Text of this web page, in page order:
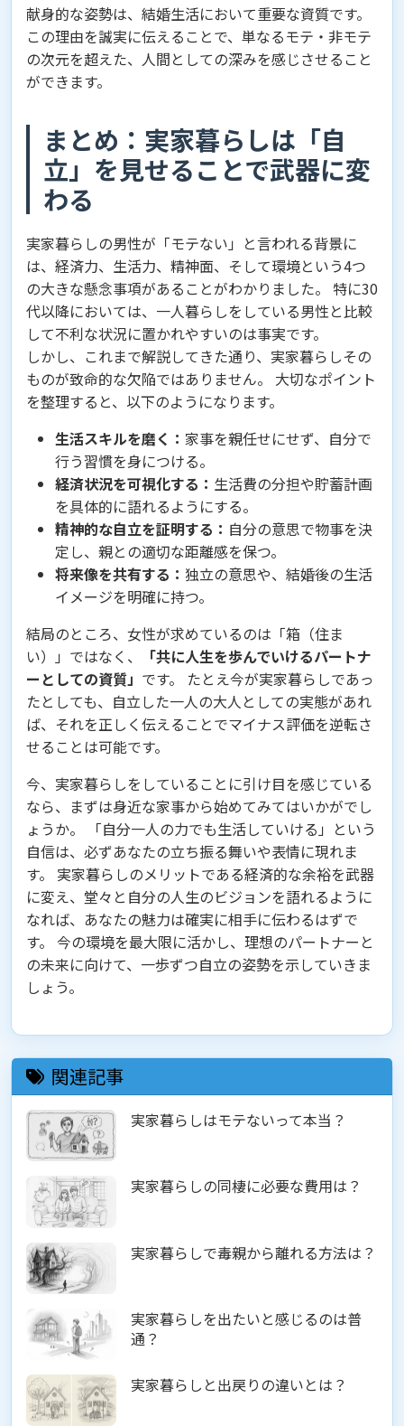
献身的な姿勢は、結婚生活において重要な資質です。
この理由を誠実に伝えることで、単なるモテ・非モテ
の次元を超えた、人間としての深みを感じさせること
ができます。
まとめ：実家暮らしは「自
立」を見せることで武器に変
わる
実家暮らしの男性が「モテない」と言われる背景に
は、経済力、生活力、精神面、そして環境という4つ
の大きな懸念事項があることがわかりました。 特に30
代以降においては、一人暮らしをしている男性と比較
して不利な状況に置かれやすいのは事実です。
しかし、これまで解説してきた通り、実家暮らしその
ものが致命的な欠陥ではありません。 大切なポイント
を整理すると、以下のようになります。
生活スキルを磨く： 家事を親任せにせず、自分で
行う習慣を身につける。
経済状況を可視化する： 生活費の分担や貯蓄計画
を具体的に語れるようにする。
精神的な自立を証明する： 自分の意思で物事を決
定し、親との適切な距離感を保つ。
将来像を共有する： 独立の意思や、結婚後の生活
イメージを明確に持つ。
結局のところ、女性が求めているのは「箱（住ま
い）」ではなく、
「共に人生を歩んでいけるパートナ
ーとしての資質」 です。 たとえ今が実家暮らしであっ
たとしても、自立した一人の大人としての実態があれ
ば、それを正しく伝えることでマイナス評価を逆転さ
せることは可能です。
今、実家暮らしをしていることに引け目を感じている
なら、まずは身近な家事から始めてみてはいかがでし
ょうか。 「自分一人の力でも生活していける」という
自信は、必ずあなたの立ち振る舞いや表情に現れま
す。 実家暮らしのメリットである経済的な余裕を武器
に変え、堂々と自分の人生のビジョンを語れるように
なれば、あなたの魅力は確実に相手に伝わるはずで
す。 今の環境を最大限に活かし、理想のパートナーと
の未来に向けて、一歩ずつ自立の姿勢を示していきま
しょう。
関連記事
実家暮らしはモテないって本当？
実家暮らしの同棲に必要な費用は？
実家暮らしで毒親から離れる方法は？
実家暮らしを出たいと感じるのは普
通？
実家暮らしと出戻りの違いとは？